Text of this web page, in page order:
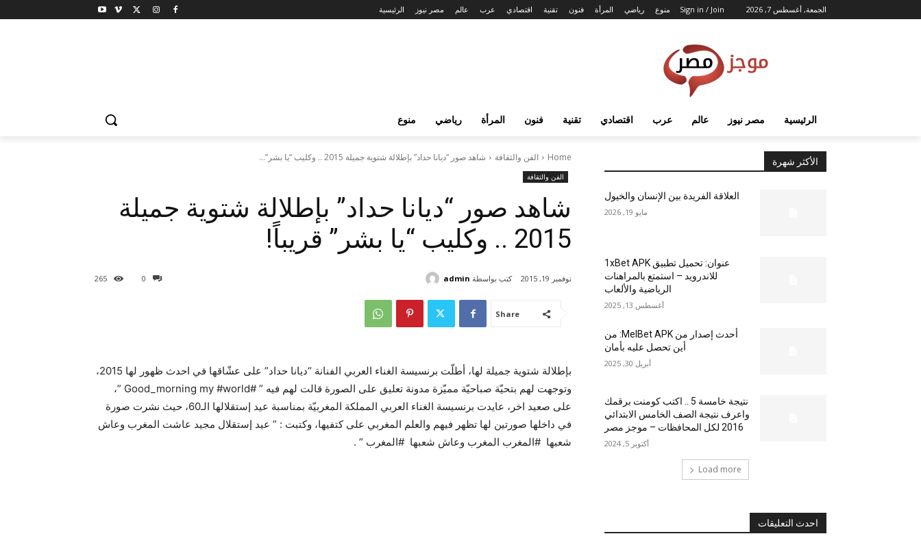
الجمعة, أغسطس 7, 2026 Sign in / Join الرئيسية مصر نيوز عالم عرب اقتصادي تقنية فنون المرأة رياضي منوع
الرئيسية مصر نيوز عالم عرب اقتصادي تقنية فنون المرأة رياضي منوع
Home الفن والثقافة شاهد صور “ديانا حداد” بإطلالة شتوية جميلة 2015 .. وكليب “يا بشر”...
الفن والثقافة
شاهد صور “ديانا حداد” بإطلالة شتوية جميلة
2015 .. وكليب “يا بشر” قريباً!
0
265 نوفمبر 19, 2015 كتب بواسطة admin
Share
بإطلالة شتوية جميلة لها، أطلّت برنسيسة الغناء العربي الفنانة “ديانا حداد” على عشّاقها في احدث ظهور لها 2015،
وتوجهت لهم بتحيّة صباحيّة مميّزة مدونة تعليق على الصورة قالت لهم فيه ” #Good_morning my #world ”،
على صعيد اخر، عايدت برنسيسة الغناء العربي المملكة المغربيّة بمناسبة عيد إستقلالها الـ60، حيث نشرت صورة
في داخلها صورتين لها تظهر فيهم والعلم المغربي على كتفيها، وكتبت : ” عيد إستقلال مجيد عاشت المغرب وعاش
شعبها ‫#‏المغرب‬ المغرب وعاش شعبها #المغرب ” .
الأكثر شهرة
العلاقة الفريدة بين الإنسان والخيول
مايو 19, 2026
عنوان: تحميل تطبيق 1xBet APK
للاندرويد – استمتع بالمراهنات
الرياضية والألعاب
أغسطس 13, 2025
أحدث إصدار من MelBet APK: من
أين تحصل عليه بأمان
أبريل 30, 2025
نتيجة خامسة 5 .. اكتب كومنت برقمك
واعرف نتيجة الصف الخامس الابتدائي
2016 لكل المحافظات – موجز مصر
أكتوبر 5, 2024
Load more
احدث التعليقات